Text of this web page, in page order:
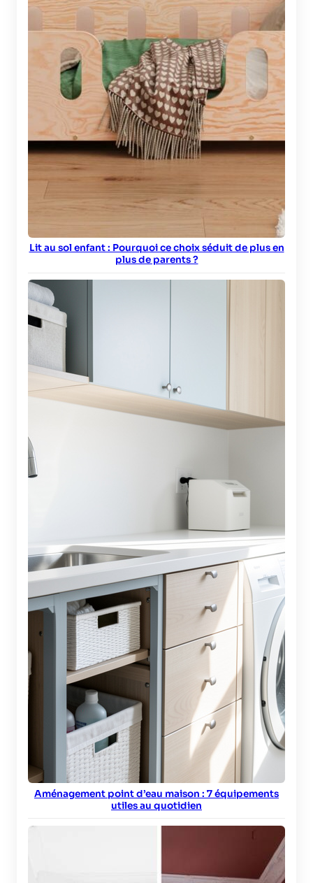
Lit au sol enfant : Pourquoi ce choix séduit de plus en
plus de parents ?
Aménagement point d’eau maison : 7 équipements
utiles au quotidien